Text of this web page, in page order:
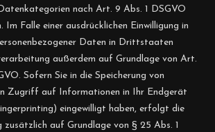
nach Art. 9 Abs. 1 DSGVO
Im Falle einer ausdrücklichen Einwilligung in
Daten in Drittstaaten
außerdem auf Grundlage von Art.
Sofern Sie in die Speicherung von
Zugriff auf Informationen in Ihr Endgerät
eingewilligt haben, erfolgt die
auf Grundlage von § 25 Abs. 1